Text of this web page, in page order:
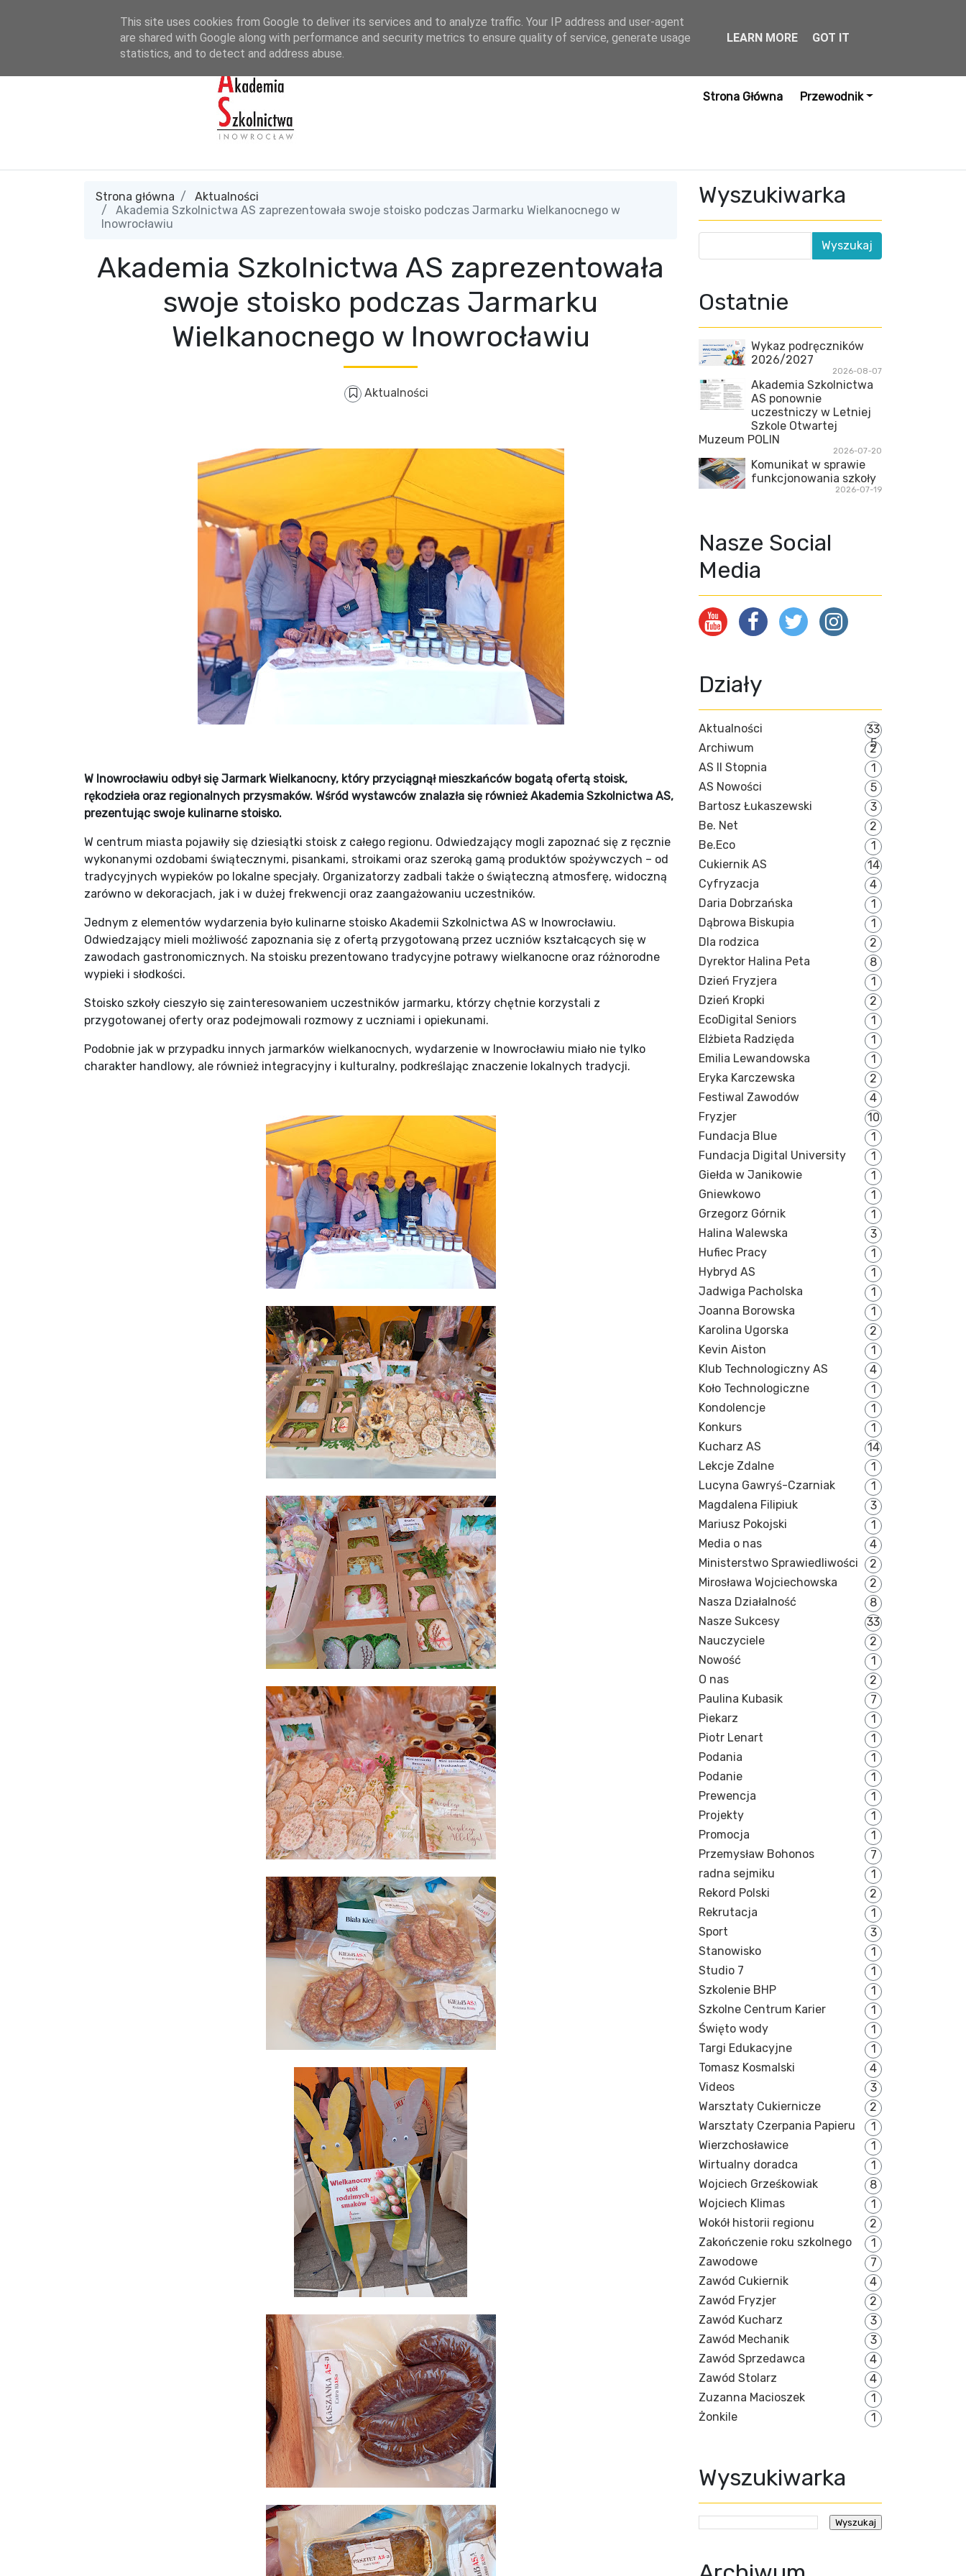
Strona Główna Przewodnik
Strona główna
Aktualności
Akademia Szkolnictwa AS zaprezentowała swoje stoisko podczas Jarmarku Wielkanocnego w
Inowrocławiu
Akademia Szkolnictwa AS zaprezentowała
swoje stoisko podczas Jarmarku
Wielkanocnego w Inowrocławiu
Aktualności
W Inowrocławiu odbył się Jarmark Wielkanocny, który przyciągnął mieszkańców bogatą ofertą stoisk,
rękodzieła oraz regionalnych przysmaków. Wśród wystawców znalazła się również Akademia Szkolnictwa AS,
prezentując swoje kulinarne stoisko.
W centrum miasta pojawiły się dziesiątki stoisk z całego regionu. Odwiedzający mogli zapoznać się z ręcznie
wykonanymi ozdobami świątecznymi, pisankami, stroikami oraz szeroką gamą produktów spożywczych – od
tradycyjnych wypieków po lokalne specjały. Organizatorzy zadbali także o świąteczną atmosferę, widoczną
zarówno w dekoracjach, jak i w dużej frekwencji oraz zaangażowaniu uczestników.
Jednym z elementów wydarzenia było kulinarne stoisko Akademii Szkolnictwa AS w Inowrocławiu.
Odwiedzający mieli możliwość zapoznania się z ofertą przygotowaną przez uczniów kształcących się w
zawodach gastronomicznych. Na stoisku prezentowano tradycyjne potrawy wielkanocne oraz różnorodne
wypieki i słodkości.
Stoisko szkoły cieszyło się zainteresowaniem uczestników jarmarku, którzy chętnie korzystali z
przygotowanej oferty oraz podejmowali rozmowy z uczniami i opiekunami.
Podobnie jak w przypadku innych jarmarków wielkanocnych, wydarzenie w Inowrocławiu miało nie tylko
charakter handlowy, ale również integracyjny i kulturalny, podkreślając znaczenie lokalnych tradycji.
Wyszukiwarka
Ostatnie
Wykaz podręczników
2026/2027
2026-08-07
Akademia Szkolnictwa
AS ponownie
uczestniczy w Letniej
Szkole Otwartej
Muzeum POLIN
2026-07-20
Komunikat w sprawie
funkcjonowania szkoły
2026-07-19
Nasze Social
Media
Działy
Aktualności
33
5
Archiwum
2
AS II Stopnia
1
AS Nowości
5
Bartosz Łukaszewski
3
Be. Net
2
Be.Eco
1
Cukiernik AS
14
Cyfryzacja
4
Daria Dobrzańska
1
Dąbrowa Biskupia
1
Dla rodzica
2
Dyrektor Halina Peta
8
Dzień Fryzjera
1
Dzień Kropki
2
EcoDigital Seniors
1
Elżbieta Radzięda
1
Emilia Lewandowska
1
Eryka Karczewska
2
Festiwal Zawodów
4
Fryzjer
10
Fundacja Blue
1
Fundacja Digital University
1
Giełda w Janikowie
1
Gniewkowo
1
Grzegorz Górnik
1
Halina Walewska
3
Hufiec Pracy
1
Hybryd AS
1
Jadwiga Pacholska
1
Joanna Borowska
1
Karolina Ugorska
2
Kevin Aiston
1
Klub Technologiczny AS
4
Koło Technologiczne
1
Kondolencje
1
Konkurs
1
Kucharz AS
14
Lekcje Zdalne
1
Lucyna Gawryś-Czarniak
1
Magdalena Filipiuk
3
Mariusz Pokojski
1
Media o nas
4
Ministerstwo Sprawiedliwości
2
Mirosława Wojciechowska
2
Nasza Działalność
8
Nasze Sukcesy
33
Nauczyciele
2
Nowość
1
O nas
2
Paulina Kubasik
7
Piekarz
1
Piotr Lenart
1
Podania
1
Podanie
1
Prewencja
1
Projekty
1
Promocja
1
Przemysław Bohonos
7
radna sejmiku
1
Rekord Polski
2
Rekrutacja
1
Sport
3
Stanowisko
1
Studio 7
1
Szkolenie BHP
1
Szkolne Centrum Karier
1
Święto wody
1
Targi Edukacyjne
1
Tomasz Kosmalski
4
Videos
3
Warsztaty Cukiernicze
2
Warsztaty Czerpania Papieru
1
Wierzchosławice
1
Wirtualny doradca
1
Wojciech Grześkowiak
8
Wojciech Klimas
1
Wokół historii regionu
2
Zakończenie roku szkolnego
1
Zawodowe
7
Zawód Cukiernik
4
Zawód Fryzjer
2
Zawód Kucharz
3
Zawód Mechanik
3
Zawód Sprzedawca
4
Zawód Stolarz
4
Zuzanna Macioszek
1
Żonkile
1
Wyszukiwarka
This site uses cookies from Google to deliver its services and to analyze traffic. Your IP address and user-agent
are shared with Google along with performance and security metrics to ensure quality of service, generate usage
statistics, and to detect and address abuse.
LEARN MORE GOT IT